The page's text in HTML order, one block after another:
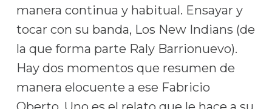
manera continua y habitual. Ensayar y
tocar con su banda, Los New Indians (de
la que forma parte Raly Barrionuevo).
Hay dos momentos que resumen de
manera elocuente a ese Fabricio